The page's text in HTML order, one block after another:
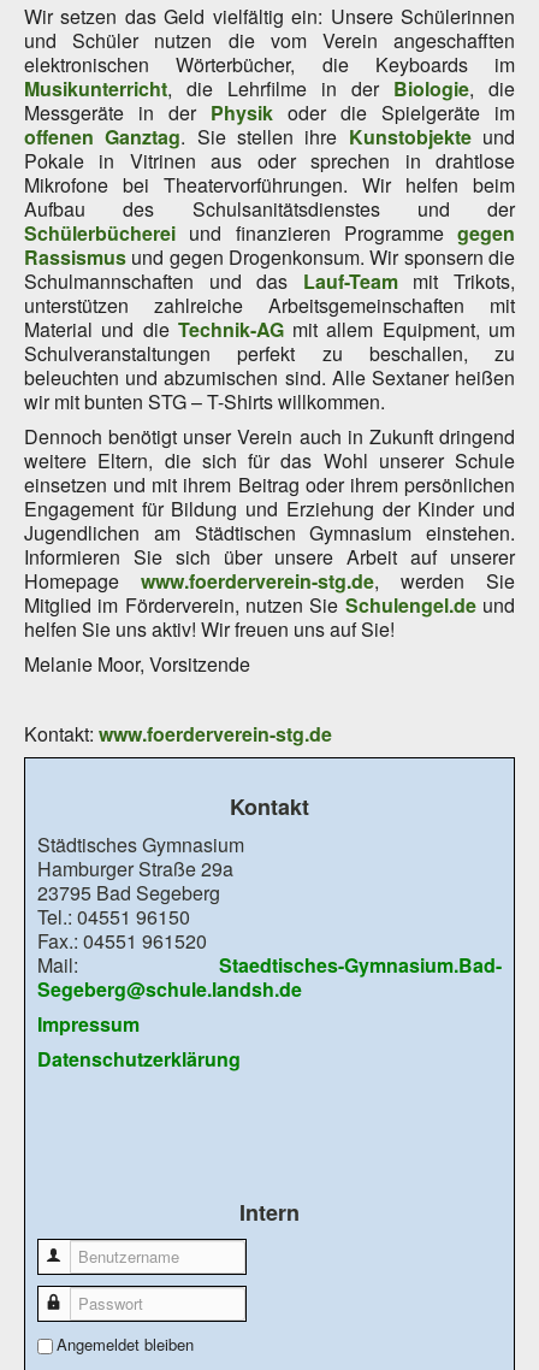
Wir setzen das Geld vielfältig ein: Unsere Schülerinnen
und Schüler nutzen die vom Verein angeschafften
elektronischen Wörterbücher, die Keyboards im
Musikunterricht, die Lehrfilme in der Biologie, die
Messgeräte in der Physik oder die Spielgeräte im
offenen Ganztag. Sie stellen ihre Kunstobjekteund
Pokale in Vitrinen aus oder sprechen in drahtlose
Mikrofone bei Theatervorführungen. Wir helfen beim
Aufbau des Schulsanitätsdienstes und der
Schülerbücherei und finanzieren Programme gegen
Rassismus und gegen Drogenkonsum. Wir sponsern die
Schulmannschaften und das Lauf-Teammit Trikots,
unterstützen zahlreiche Arbeitsgemeinschaften mit
Material und die Technik-AGmit allem Equipment, um
Schulveranstaltungen perfekt zu beschallen, zu
beleuchten und abzumischen sind. Alle Sextaner heißen
wir mit bunten STG – T-Shirts willkommen.
Dennoch benötigt unser Verein auch in Zukunft dringend
weitere Eltern, die sich für das Wohl unserer Schule
einsetzen und mit ihrem Beitrag oder ihrem persönlichen
Engagement für Bildung und Erziehung der Kinder und
Jugendlichen am Städtischen Gymnasium einstehen.
Informieren Sie sich über unsere Arbeit auf unserer
Homepage www.foerderverein-stg.de, werden Sie
Mitglied im Förderverein, nutzen Sie Schulengel.deund
helfen Sie uns aktiv! Wir freuen uns auf Sie!
Melanie Moor, Vorsitzende
Kontakt: www.foerderverein-stg.de
Kontakt
Städtisches Gymnasium
Hamburger Straße 29a
23795 Bad Segeberg
Tel.: 04551 96150
Fax.: 04551 961520
Mail: Staedtisches-Gymnasium.Bad-
Segeberg@schule.landsh.de
Impressum
Datenschutzerklärung
Intern
Benutzername
Passwort
Angemeldet bleiben